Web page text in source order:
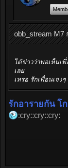
obb_stream M7
ได้ข่าวว่าพอเห็นเ
เลย
เหรอ รักเพื่อนเจง
รักอารายกัน โ
:cry::cry::cry: